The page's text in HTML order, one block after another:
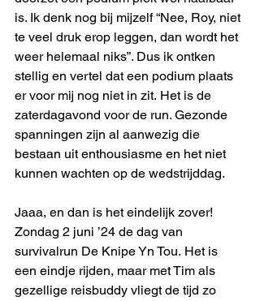
is. Ik denk nog bij mijzelf “Nee, Roy, niet
te veel druk erop leggen, dan wordt het
weer helemaal niks”. Dus ik ontken
stellig en vertel dat een podium plaats
er voor mij nog niet in zit. Het is de
zaterdagavond voor de run. Gezonde
spanningen zijn al aanwezig die
bestaan uit enthousiasme en het niet
kunnen wachten op de wedstrijddag.
Jaaa, en dan is het eindelijk zover!
Zondag 2 juni ’24 de dag van
survivalrun De Knipe Yn Tou. Het is
een eindje rijden, maar met Tim als
gezellige reisbuddy vliegt de tijd zo